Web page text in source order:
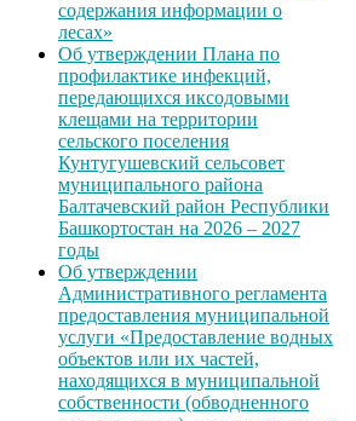
содержания информации о
лесах»
Об утверждении Плана по
профилактике инфекций,
передающихся иксодовыми
клещами на территории
сельского поселения
Кунтугушевский сельсовет
муниципального района
Балтачевский район Республики
Башкортостан на 2026 – 2027
годы
Об утверждении
Административного регламента
предоставления муниципальной
услуги «Предоставление водных
объектов или их частей,
находящихся в муниципальной
собственности (обводненного